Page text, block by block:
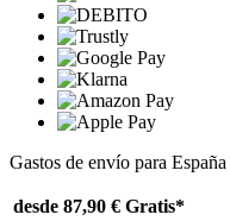
Gastos de envío para España
desde 87,90 € Gratis*